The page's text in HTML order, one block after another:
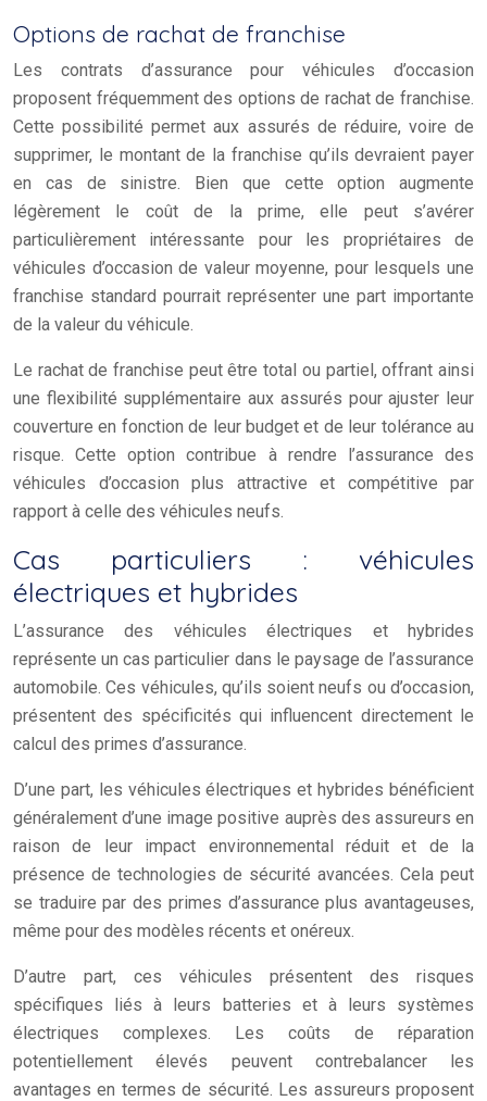
Options de rachat de franchise
Les contrats d’assurance pour véhicules d’occasion
proposent fréquemment des options de rachat de franchise.
Cette possibilité permet aux assurés de réduire, voire de
supprimer, le montant de la franchise qu’ils devraient payer
en cas de sinistre. Bien que cette option augmente
légèrement le coût de la prime, elle peut s’avérer
particulièrement intéressante pour les propriétaires de
véhicules d’occasion de valeur moyenne, pour lesquels une
franchise standard pourrait représenter une part importante
de la valeur du véhicule.
Le rachat de franchise peut être total ou partiel, offrant ainsi
une flexibilité supplémentaire aux assurés pour ajuster leur
couverture en fonction de leur budget et de leur tolérance au
risque. Cette option contribue à rendre l’assurance des
véhicules d’occasion plus attractive et compétitive par
rapport à celle des véhicules neufs.
Cas particuliers : véhicules
électriques et hybrides
L’assurance des véhicules électriques et hybrides
représente un cas particulier dans le paysage de l’assurance
automobile. Ces véhicules, qu’ils soient neufs ou d’occasion,
présentent des spécificités qui influencent directement le
calcul des primes d’assurance.
D’une part, les véhicules électriques et hybrides bénéficient
généralement d’une image positive auprès des assureurs en
raison de leur impact environnemental réduit et de la
présence de technologies de sécurité avancées. Cela peut
se traduire par des primes d’assurance plus avantageuses,
même pour des modèles récents et onéreux.
D’autre part, ces véhicules présentent des risques
spécifiques liés à leurs batteries et à leurs systèmes
électriques complexes. Les coûts de réparation
potentiellement élevés peuvent contrebalancer les
avantages en termes de sécurité. Les assureurs proposent